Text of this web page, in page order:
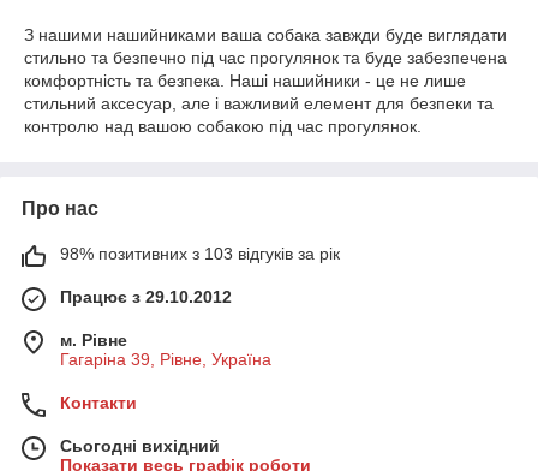
З нашими нашийниками ваша собака завжди буде виглядати
стильно та безпечно під час прогулянок та буде забезпечена
комфортність та безпека. Наші нашийники - це не лише
стильний аксесуар, але і важливий елемент для безпеки та
контролю над вашою собакою під час прогулянок.
Про нас
98% позитивних з 103 відгуків за рік
Працює з 29.10.2012
м. Рівне
Гагаріна 39, Рівне, Україна
Контакти
Сьогодні вихідний
Показати весь графік роботи